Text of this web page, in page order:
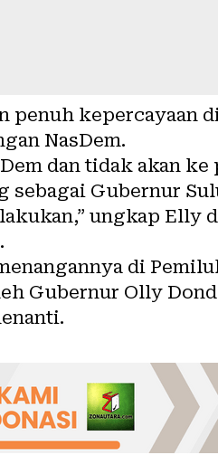
penuh kepercayaan
NasDem.
dan tidak akan
sebagai Gubernur
ungkap Elly
di
Gubernur Olly